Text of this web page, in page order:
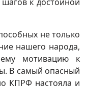
не только
нашего народа,
мотивацию к
В самый опасный
КПРФ настояла и